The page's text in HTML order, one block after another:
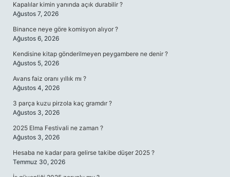
Kapalılar kimin yanında açık durabilir ?
Ağustos 7, 2026
Binance neye göre komisyon alıyor ?
Ağustos 6, 2026
Kendisine kitap gönderilmeyen peygambere ne denir ?
Ağustos 5, 2026
Avans faiz oranı yıllık mı ?
Ağustos 4, 2026
3 parça kuzu pirzola kaç gramdır ?
Ağustos 3, 2026
2025 Elma Festivali ne zaman ?
Ağustos 3, 2026
Hesaba ne kadar para gelirse takibe düşer 2025 ?
Temmuz 30, 2026